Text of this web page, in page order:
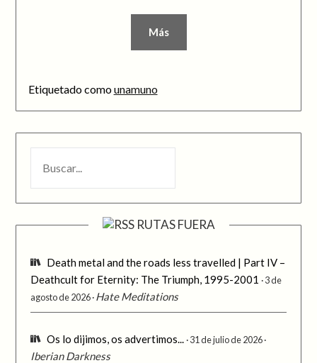
Más
Etiquetado comounamuno
RUTAS FUERA
Death metal and the roads less travelled | Part IV –
Deathcult for Eternity: The Triumph, 1995-2001
3 de
agosto de 2026 Hate Meditations
Os lo dijimos, os advertimos... 31 de julio de 2026
Iberian Darkness